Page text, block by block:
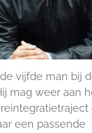
vijfde man bij
mag weer aan
een passende